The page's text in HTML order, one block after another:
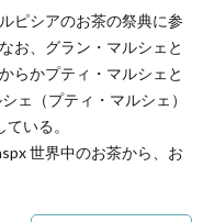
ピシアのお茶の祭典に参
お、グラン・マルシェと
らかプティ・マルシェと
ェ（プティ・マルシェ）
いる。
世界中のお茶から、お